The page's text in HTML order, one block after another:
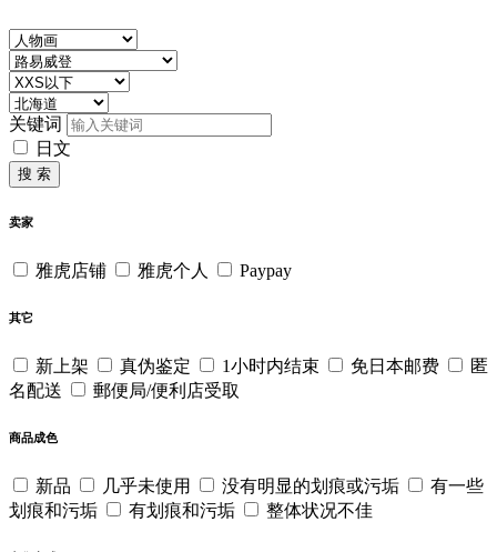
关键词
日文
搜 索
卖家
雅虎店铺 雅虎个人 Paypay
其它
新上架 真伪鉴定 1小时内结束 免日本邮费
匿
名配送
郵便局/便利店受取
商品成色
新品 几乎未使用 没有明显的划痕或污垢
有一些
划痕和污垢
有划痕和污垢 整体状况不佳